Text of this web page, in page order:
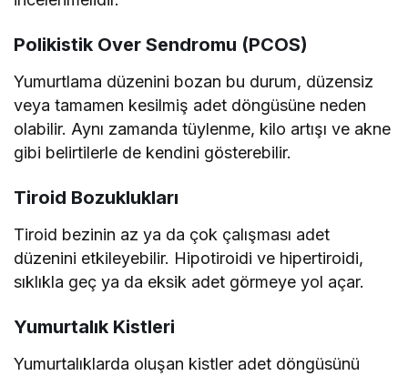
Polikistik Over Sendromu (PCOS)
Yumurtlama düzenini bozan bu durum, düzensiz
veya tamamen kesilmiş adet döngüsüne neden
olabilir. Aynı zamanda tüylenme, kilo artışı ve akne
gibi belirtilerle de kendini gösterebilir.
Tiroid Bozuklukları
Tiroid bezinin az ya da çok çalışması adet
düzenini etkileyebilir. Hipotiroidi ve hipertiroidi,
sıklıkla geç ya da eksik adet görmeye yol açar.
Yumurtalık Kistleri
Yumurtalıklarda oluşan kistler adet döngüsünü